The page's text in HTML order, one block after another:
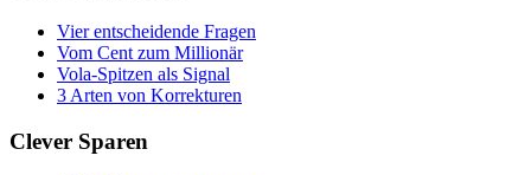
Vier entscheidende Fragen
Vom Cent zum Millionär
Vola-Spitzen als Signal
3 Arten von Korrekturen
Clever Sparen